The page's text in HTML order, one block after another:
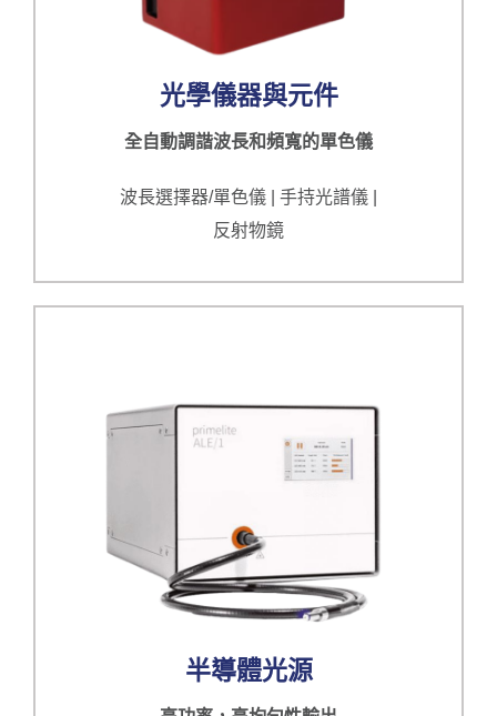
光學儀器與元件
全自動調諧波長和頻寬的單色儀
波長選擇器/單色儀 | 手持光譜儀 |
反射物鏡
半導體光源